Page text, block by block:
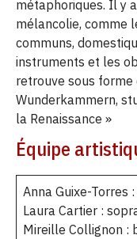
métaphoriques. Il y
mélancolie, comme
communs,
instruments et les
retrouve sous forme
Wunderkammern,
la Renaissance »
Équipe
Anna Guixe-Torres
Laura Cartier :
Mireille Collignon :